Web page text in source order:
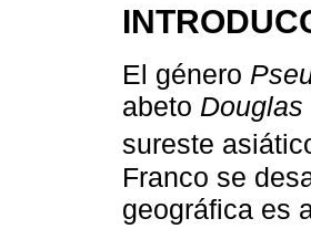
El género
abeto Douglas
sureste
Franco se
geográfica es